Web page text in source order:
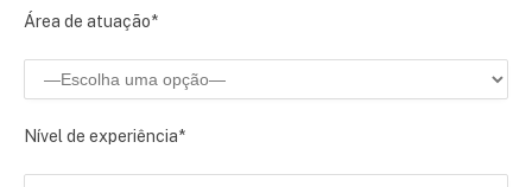
Área de atuação*
Nível de experiência*